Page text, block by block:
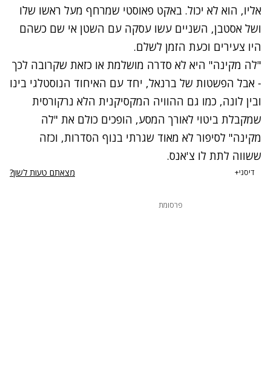
אליו, הוא לא יכול. באקט פאוסטי שמרחף מעל ראשו שלו
ושל אסטבן, השניים עשו עסקה עם השטן אי שם כשהם
היו צעירים וכעת הזמן לשלם.
"לה מקינה" היא לא סדרה מושלמת או כזאת שקרובה לכך
- אבל הפשטות של ברנאל, יחד עם האיחוד הנוסטלגי בינו
ובין לונה, כמו גם ההוויה המקסיקנית הלא נרקורסית
שמקבלת ביטוי לאורך המסע, הופכים כולם את "לה
מקינה" לסיפור לא מאוד שגרתי בנוף הסדרות, וכזה
ששווה לתת לו צ'אנס.
דיסני+ מצאתם טעות לשון?
פרסומת